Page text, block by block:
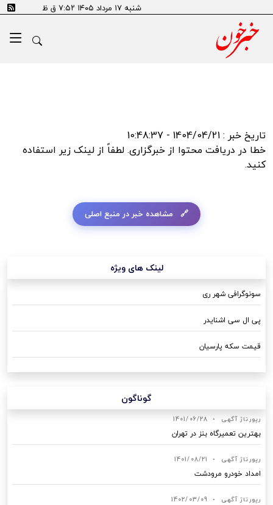
شنبه ۱۷ مرداد ۱۴۰۵ ۷:۵۲ ق ظ
error:SSL certificate problem: self signed certificate in
certificate chain
تاریخ خبر : 1404/04/21 - 10:48:37
خطا در دریافت محتوا از خبرگزاری. لطفاً از لینک زیر استفاده
کنید.
مشاهده خبر در منبع اصلی
لینک های ویژه
سونوگرافی شهر ری
پی ال سی اشنایدر
قیمت سکه پارسیان
گوناگون
رپورتاژ آگهی •
1401/06/28
بهترین تعمیرگاه بنز در تهران
رپورتاژ آگهی •
1401/08/21
امداد خودرو مرودشت
رپورتاژ آگهی •
1402/03/09